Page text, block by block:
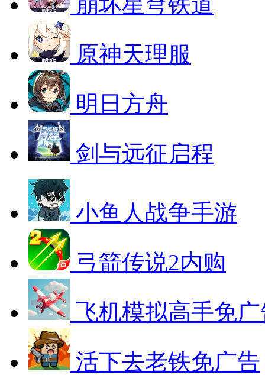
原神天理服
明日方舟
剑与远征启程
小鱼人战争手游
弓箭传说2内购
飞机模拟高手免
活下去老铁免广告